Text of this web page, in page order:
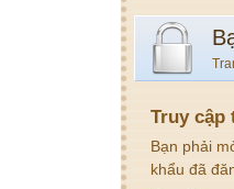
Truy cập
Bạn phải
khẩu đã